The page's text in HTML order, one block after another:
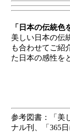
「日本の伝統色
美しい日本の伝
も合わせてご紹
た日本の感性を
参考図書：「美
ナル刊、「365